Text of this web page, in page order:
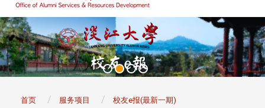
首页 服务项目
校友e报(最新一期)